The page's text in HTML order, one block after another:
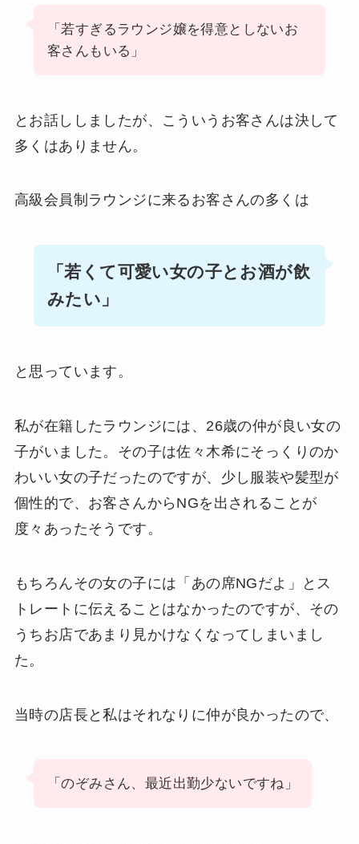
「若すぎるラウンジ嬢を得意としないお
客さんもいる」
とお話ししましたが、こういうお客さんは決して
多くはありません。
高級会員制ラウンジに来るお客さんの多くは
「若くて可愛い女の子とお酒が飲
みたい」
と思っています。
私が在籍したラウンジには、26歳の仲が良い女の
子がいました。その子は佐々木希にそっくりのか
わいい女の子だったのですが、少し服装や髪型が
個性的で、お客さんからNGを出されることが
度々あったそうです。
もちろんその女の子には「あの席NGだよ」とス
トレートに伝えることはなかったのですが、その
うちお店であまり見かけなくなってしまいまし
た。
当時の店長と私はそれなりに仲が良かったので、
「のぞみさん、最近出勤少ないですね」